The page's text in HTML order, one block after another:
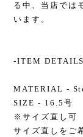
る中、当店では
います。
-ITEM
MATERIAL -
SIZE - 16.5号
※サイズ直し可
サイズ直しをご